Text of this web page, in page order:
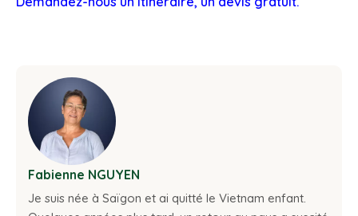
Fabienne NGUYEN
Je suis née à Saïgon et ai quitté le Vietnam enfant.